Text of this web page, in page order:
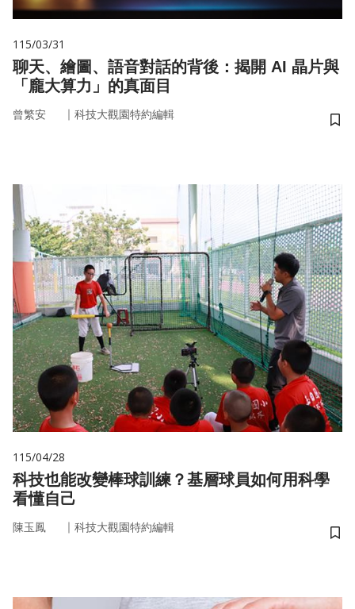
115/03/31
聊天、繪圖、語音對話的背後：揭開 AI 晶片與
「龐大算力」的真面目
曾繁安 ｜ 科技大觀園特約編輯
儲
115/04/28
科技也能改變棒球訓練？基層球員如何用科學
看懂自己
陳玉鳳 ｜ 科技大觀園特約編輯
儲